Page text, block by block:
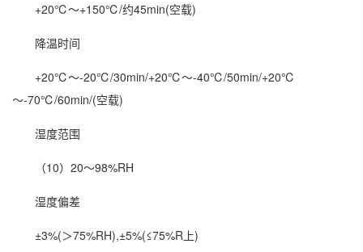
+20℃～+150℃/约45min(空载)
降温时间
+20℃～-20℃/30min/+20℃～-40℃/50min/+20℃
～-70℃/60min/(空载)
湿度范围
（10）20～98%RH
湿度偏差
±3%(＞75%RH),±5%(≤75%R上)